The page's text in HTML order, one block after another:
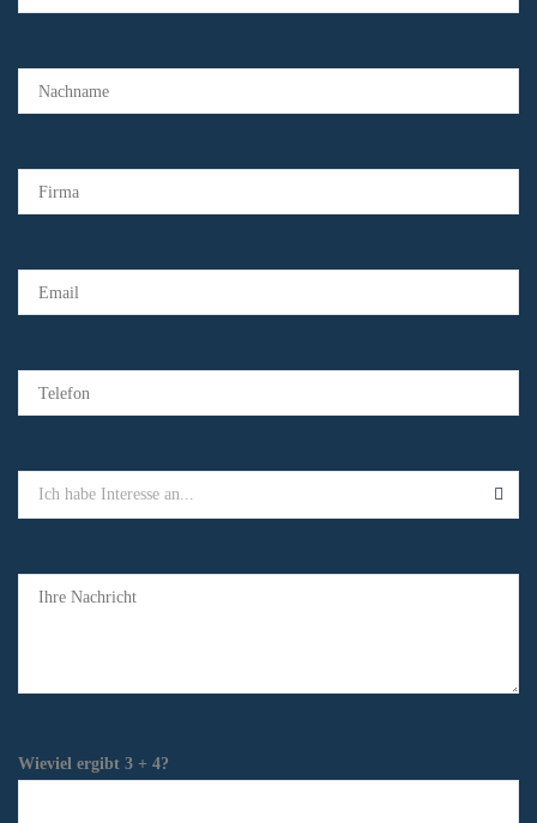
Ich habe Interesse an...
Wieviel ergibt 3 + 4?